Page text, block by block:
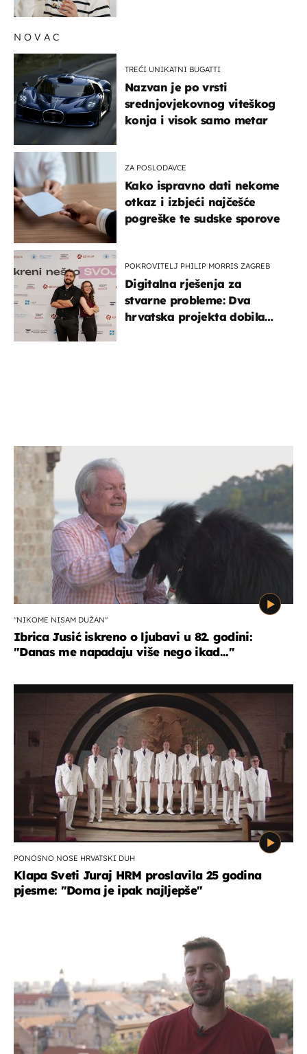
NOVAC
TREĆI UNIKATNI BUGATTI
Nazvan je po vrsti
srednjovjekovnog viteškog
konja i visok samo metar
ZA POSLODAVCE
Kako ispravno dati nekome
otkaz i izbjeći najčešće
pogreške te sudske sporove
POKROVITELJ PHILIP MORRIS ZAGREB
Digitalna rješenja za
stvarne probleme: Dva
hrvatska projekta dobila
"NIKOME NISAM DUŽAN"
Ibrica Jusić iskreno o ljubavi u 82. godini:
"Danas me napadaju više nego ikad..."
PONOSNO NOSE HRVATSKI DUH
Klapa Sveti Juraj HRM proslavila 25 godina
pjesme: "Doma je ipak najljepše"